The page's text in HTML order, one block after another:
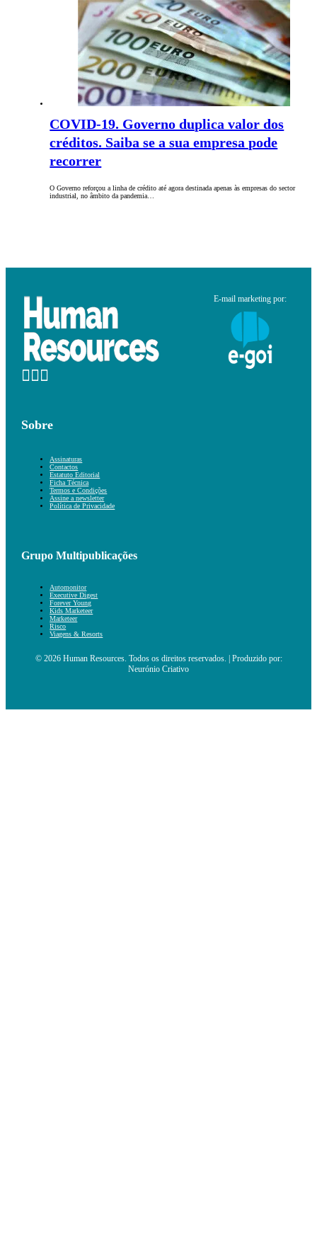
COVID-19. Governo duplica valor dos
créditos. Saiba se a sua empresa pode
recorrer
O Governo reforçou a linha de crédito até agora destinada apenas às empresas do sector
industrial, no âmbito da pandemia…
E-mail marketing por:
Sobre
Assinaturas
Contactos
Estatuto Editorial
Ficha Técnica
Termos e Condições
Assine a newsletter
Política de Privacidade
Grupo Multipublicações
Automonitor
Executive Digest
Forever Young
Kids Marketeer
Marketeer
Risco
Viagens & Resorts
© 2026 Human Resources. Todos os direitos reservados. | Produzido por:
Neurónio Criativo